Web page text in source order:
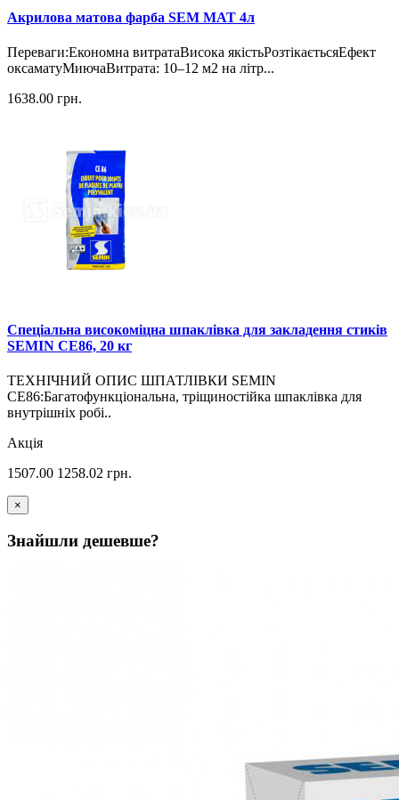
Акрилова матова фарба SEM MAT 4л
Переваги:Економна витратаВисока якістьРозтікаєтьсяЕфект
оксаматуМиючаВитрата: 10–12 м2 на літр...
1638.00 грн.
Спеціальна високоміцна шпаклівка для закладення стиків
SEMIN CE86, 20 кг
ТЕХНІЧНИЙ ОПИС ШПАТЛІВКИ SEMIN
CE86:Багатофункціональна, тріщиностійка шпаклівка для
внутрішніх робі..
Акція
1507.00 1258.02 грн.
×
Знайшли дешевше?